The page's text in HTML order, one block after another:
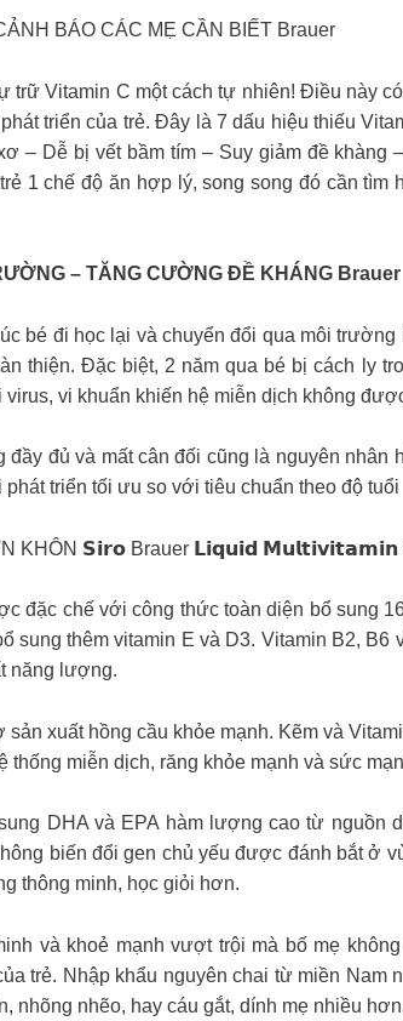
BÁO CÁC MẸ CẦN BIẾT Brauer
trữ Vitamin C một cách tự nhiên! Điều này
triển của trẻ. Đây là 7 dấu hiệu thiếu
– Dễ bị vết bầm tím – Suy giảm đề
1 chế độ ăn hợp lý, song song đó cần
– TĂNG CƯỜNG ĐỀ KHÁNG Brauer
bé đi học lại và chuyển đổi qua môi
thiện. Đặc biệt, 2 năm qua bé bị cách ly
vi khuẩn khiến hệ miễn dịch không
đủ và mất cân đối cũng là nguyên
triển tối ưu so với tiêu chuẩn theo độ tuổi
KHÔN 𝗦𝗶𝗿𝗼 Brauer 𝗟𝗶𝗾𝘂𝗶𝗱
chế với công thức toàn diện bổ sung
thêm vitamin E và D3. Vitamin B2,
năng lượng.
xuất hồng cầu khỏe mạnh. Kẽm và
thống miễn dịch, răng khỏe mạnh và sức
DHA và EPA hàm lượng cao từ
biến đổi gen chủ yếu được đánh bắt
thông minh, học giỏi hơn.
và khoẻ mạnh vượt trội mà bố mẹ
trẻ. Nhập khẩu nguyên chai từ miền Nam
nhõng nhẽo, hay cáu gắt, dính mẹ nhiều